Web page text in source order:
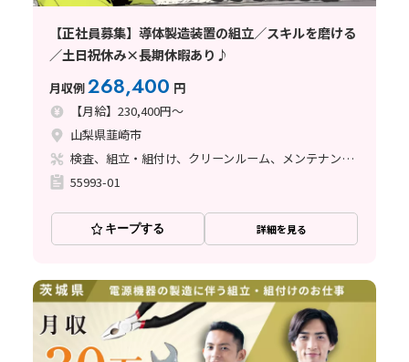
【正社員募集】導体製造装置の組立／スキルを磨ける
／土日祝休み×長期休暇あり♪
月収例268,400 円
【月給】230,400円～
山梨県韮崎市
検査、組立・組付け、クリーンルーム、メンテナンス・保全、座り作業、立ち作業
55993-01
キープする 詳細を見る